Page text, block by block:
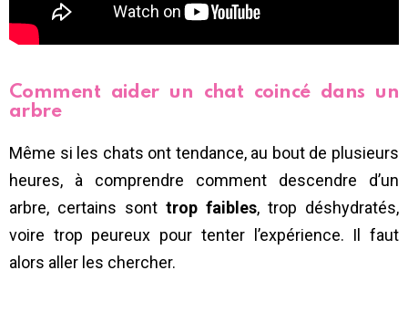
Comment aider un chat coincé dans un
arbre
Même si les chats ont tendance, au bout de plusieurs
heures, à comprendre comment descendre d’un
arbre, certains sont trop faibles, trop déshydratés,
voire trop peureux pour tenter l’expérience. Il faut
alors aller les chercher.